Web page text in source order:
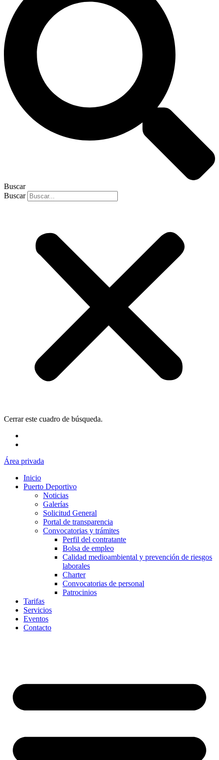
Buscar
Buscar
Cerrar este cuadro de búsqueda.
Área privada
Inicio
Puerto Deportivo
Noticias
Galerías
Solicitud General
Portal de transparencia
Convocatorias y trámites
Perfil del contratante
Bolsa de empleo
Calidad medioambiental y prevención de riesgos
laborales
Charter
Convocatorias de personal
Patrocinios
Tarifas
Servicios
Eventos
Contacto